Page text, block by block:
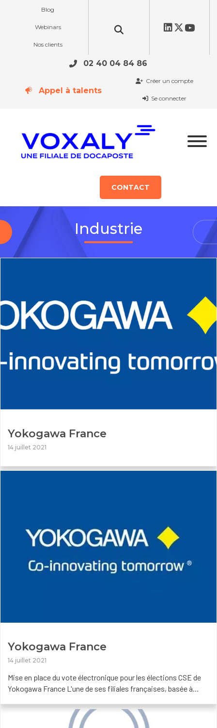
Blog
Webinars
Nos clients
02 40 04 84 86
Appel à talents
Créer un compte
Se connecter
CONTACT
Industrie
Yokogawa France
14 juillet 2021
Yokogawa France
14 juillet 2021
Mise en place du vote électronique pour les élections CSE de
Yokogawa France L'une de ses filiales françaises, basée à...